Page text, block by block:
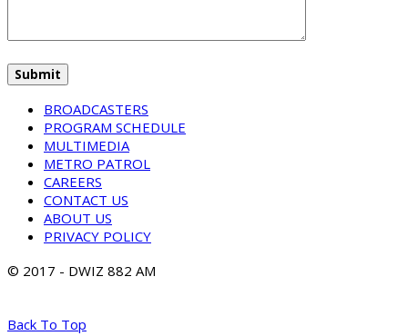
BROADCASTERS
PROGRAM SCHEDULE
MULTIMEDIA
METRO PATROL
CAREERS
CONTACT US
ABOUT US
PRIVACY POLICY
© 2017 - DWIZ 882 AM
Back To Top